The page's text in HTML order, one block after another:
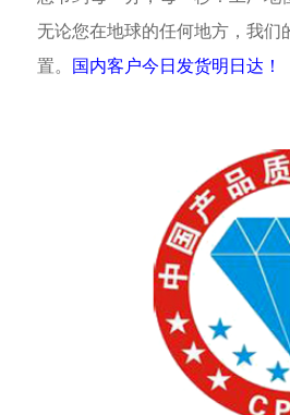
无论您在地球的任何地方，我们
置。
国内客户今日发货明日达！